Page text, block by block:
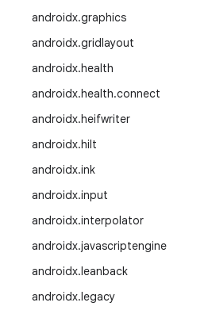
androidx.graphics
androidx.gridlayout
androidx.health
androidx.health.connect
androidx.heifwriter
androidx.hilt
androidx.ink
androidx.input
androidx.interpolator
androidx.javascriptengine
androidx.leanback
androidx.legacy